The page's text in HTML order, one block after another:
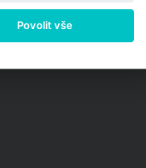
Povolit vše